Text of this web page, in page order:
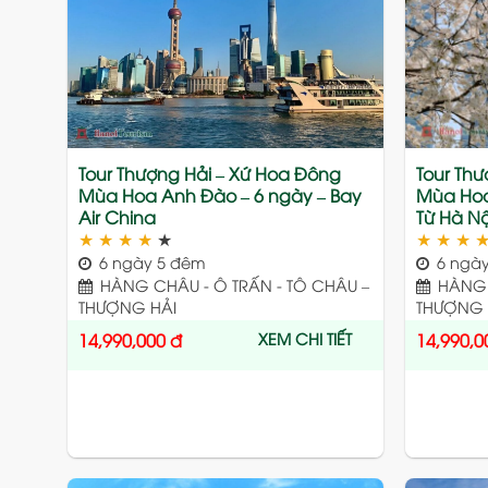
Tour Thượng Hải – Xứ Hoa Đông
Mùa Hoa Anh Đào – 6 ngày – Bay
Air China
★ ★ ★ ★ ★
6 ngày 5 đêm
HÀNG CHÂU - Ô TRẤN - TÔ CHÂU –
THƯỢNG HẢI
14,990,000đ XEM CHI TIẾT
Tour
Mùa
Từ Hà
★ ★ ★
6
THƯỢNG